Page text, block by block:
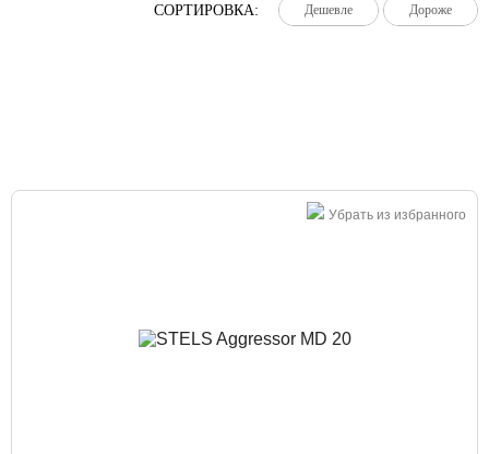
СОРТИРОВКА: Дешевле
Дешевле
Дешевле Дороже
Дороже
Дороже
Убрать из избранного